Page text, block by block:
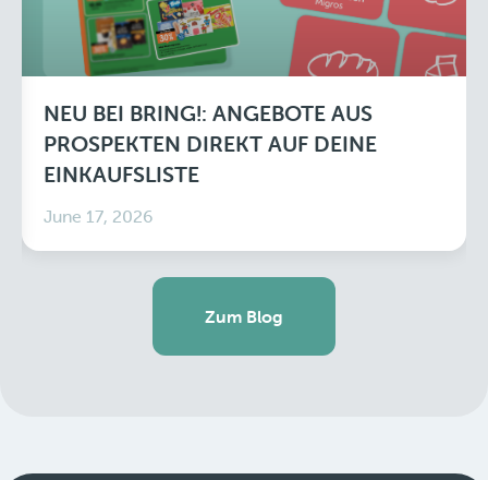
NEU BEI BRING!: ANGEBOTE AUS
PROSPEKTEN DIREKT AUF DEINE
EINKAUFSLISTE
June 17, 2026
Zum Blog